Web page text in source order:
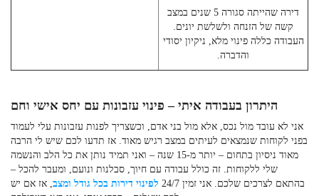
דירה שהייתה סגורה 5 שנים במצב
קשה של הזנחה ולשלשת יונים.
העבודה כללה פינוי מלא, ניקיון יסודי
והדברה.
היתרון בעבודה איתי – פינוי עזבונות עם יחס אישי וחם
אני לא עובד מול נכס, אלא מול בני אדם, וכשצריך לפנות עזבונות עלי לעמוד
בפני לקוחות שנמצאים לעיתים במצב רגיש מאוד. אז תדעו לכם שיש לי הרבה
מאוד ניסיון בתחום – יותר מ-15 שנה – ואני תמיד נותן את כל הלב והנשמה
שלי ללקוחות. זה כולל עבודה עם חיוך, סבלנות ונועם, ומעבר להכל –
בהתאם לצרכים שלכם. אני זמין 24/7
לפינוי דירות בכל גודל ומצב , אז אם יש